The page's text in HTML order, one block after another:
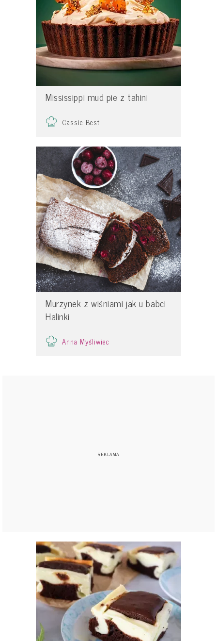
Mississippi mud pie z tahini
Cassie Best
Murzynek z wiśniami jak u babci
Halinki
Anna Myśliwiec